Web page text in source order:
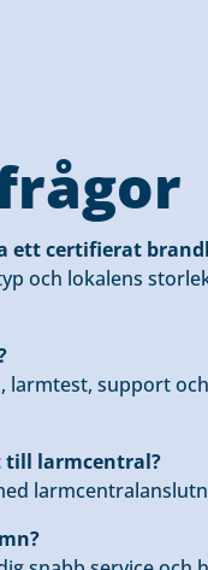
ett certifierat
och lokalens
larmtest, support
till larmcentral?